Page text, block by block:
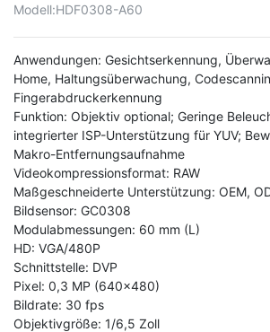
Modell:HDF0308-A60
Anwendungen: Gesichtserkennung,
Home, Haltungsüberwachung,
Fingerabdruckerkennung
Funktion: Objektiv optional; Geringe
integrierter ISP-Unterstützung für YUV;
Makro-Entfernungsaufnahme
Videokompressionsformat: RAW
Maßgeschneiderte Unterstützung: OEM,
Bildsensor: GC0308
Modulabmessungen: 60 mm (L)
HD: VGA/480P
Schnittstelle: DVP
Pixel: 0,3 MP (640x480)
Bildrate: 30 fps
Objektivgröße: 1/6,5 Zoll